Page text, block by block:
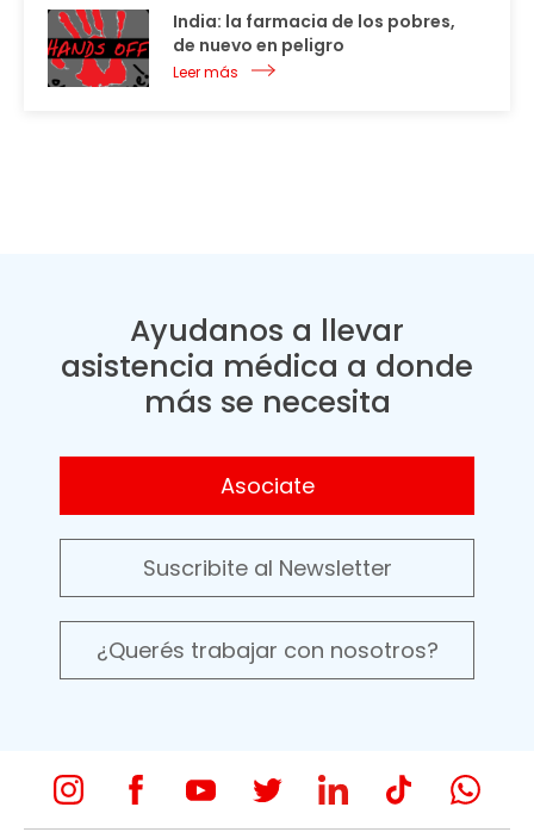
India: la farmacia de los pobres,
de nuevo en peligro
Leer más
Ayudanos a llevar
asistencia médica a donde
más se necesita
Asociate
Suscribite al Newsletter
¿Querés trabajar con nosotros?